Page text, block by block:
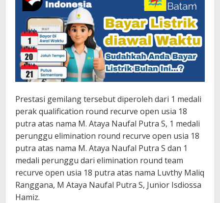
Prestasi gemilang tersebut diperoleh dari 1 medali
perak qualification round recurve open usia 18
putra atas nama M. Ataya Naufal Putra S, 1 medali
perunggu elimination round recurve open usia 18
putra atas nama M. Ataya Naufal Putra S dan 1
medali perunggu dari elimination round team
recurve open usia 18 putra atas nama Luvthy Maliq
Ranggana, M Ataya Naufal Putra S, Junior Isdiossa
Hamiz.